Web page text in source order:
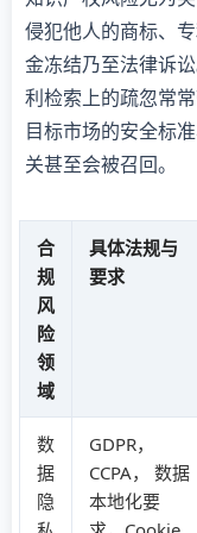
侵犯他人的商标、
金冻结乃至法律诉
利检索上的疏忽常
目标市场的安全标
关甚至会被召回。
合
规
风
险
领
域
具体法规与
要求
数
据
隐
GDPR，
CCPA， 数据
本地化要